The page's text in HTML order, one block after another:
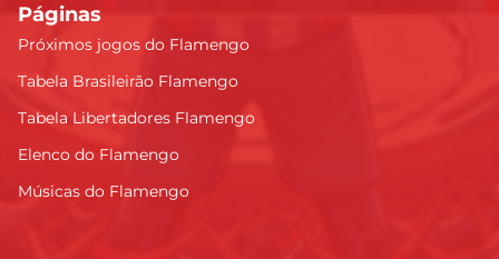
Páginas
Próximos jogos do Flamengo
Tabela Brasileirão Flamengo
Tabela Libertadores Flamengo
Elenco do Flamengo
Músicas do Flamengo